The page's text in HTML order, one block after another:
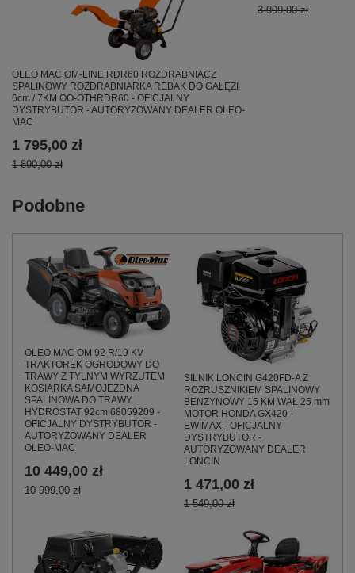
OLEO MAC OM-LINE RDR60 ROZDRABNIACZ
SPALINOWY ROZDRABNIARKA REBAK DO GAŁĘZI
6cm / 7KM OO-OTHRDR60 - OFICJALNY
DYSTRYBUTOR - AUTORYZOWANY DEALER OLEO-
MAC
1 795,00 zł
1 890,00 zł
3 999,00 zł
Podobne
OLEO MAC OM 92 R/19 KV
TRAKTOREK OGRODOWY DO
TRAWY Z TYLNYM WYRZUTEM
KOSIARKA SAMOJEZDNA
SPALINOWA DO TRAWY
HYDROSTAT 92cm 68059209 -
OFICJALNY DYSTRYBUTOR -
AUTORYZOWANY DEALER
OLEO-MAC
10 449,00 zł
10 999,00 zł
SILNIK LONCIN G420FD-A Z
ROZRUSZNIKIEM SPALINOWY
BENZYNOWY 15 KM WAŁ 25 mm
MOTOR HONDA GX420 -
EWIMAX - OFICJALNY
DYSTRYBUTOR -
AUTORYZOWANY DEALER
LONCIN
1 471,00 zł
1 549,00 zł